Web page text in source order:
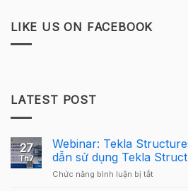
LIKE US ON FACEBOOK
LATEST POST
27
Th7
Webinar: Tekla
dẫn sử dụng Tekla
Chức năng bình luận bị tắtở